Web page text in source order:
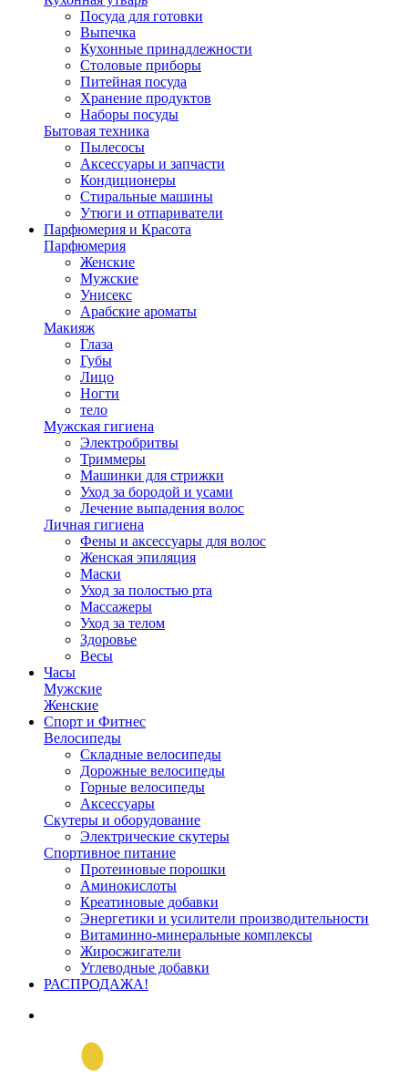
Посуда для готовки
Выпечка
Кухонные принадлежности
Столовые приборы
Питейная посуда
Хранение продуктов
Наборы посуды
Бытовая техника
Пылесосы
Аксессуары и запчасти
Кондиционеры
Стиральные машины
Утюги и отпариватели
Парфюмерия и Красота
Парфюмерия
Женские
Мужские
Унисекс
Арабские ароматы
Макияж
Глаза
Губы
Лицо
Ногти
тело
Мужская гигиена
Электробритвы
Триммеры
Машинки для стрижки
Уход за бородой и усами
Лечение выпадения волос
Личная гигиена
Фены и аксессуары для волос
Женская эпиляция
Маски
Уход за полостью рта
Массажеры
Уход за телом
Здоровье
Весы
Часы
Мужские
Женские
Спорт и Фитнес
Велосипеды
Складные велосипеды
Дорожные велосипеды
Горные велосипеды
Аксессуары
Скутеры и оборудование
Электрические скутеры
Спортивное питание
Протеиновые порошки
Аминокислоты
Креатиновые добавки
Энергетики и усилители производительности
Витаминно-минеральные комплексы
Жиросжигатели
Углеводные добавки
РАСПРОДАЖА!